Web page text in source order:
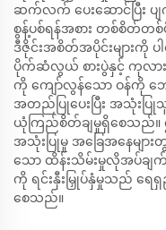
ဆက်လက် ပေးဆောင်ပြီး ပျ
စွန့်ပစ်ရန်အစား တစ်စိတ်တ
ဒီဇိုင်းအစိတ်အပိုင်းများကို
ပိုက်ဆံလွယ် စားပွဲနှင့် ကုလာ
ကို ကျော်လွန်သော ဝန်ကို ဘေ
အတည်ပြုပေးပြီး အသုံးပြုသူ
ယုံကြည်စိတ်ချမှုရှိစေသည်
အသုံးပြုမှု အခြေအနေမျာ
သော ထိန်းသိမ်းမှုလိုအပ်ချ
ကို ရင်းနှီးမြှုပ်နှံမှုသည် ရေရှ
စေသည်။